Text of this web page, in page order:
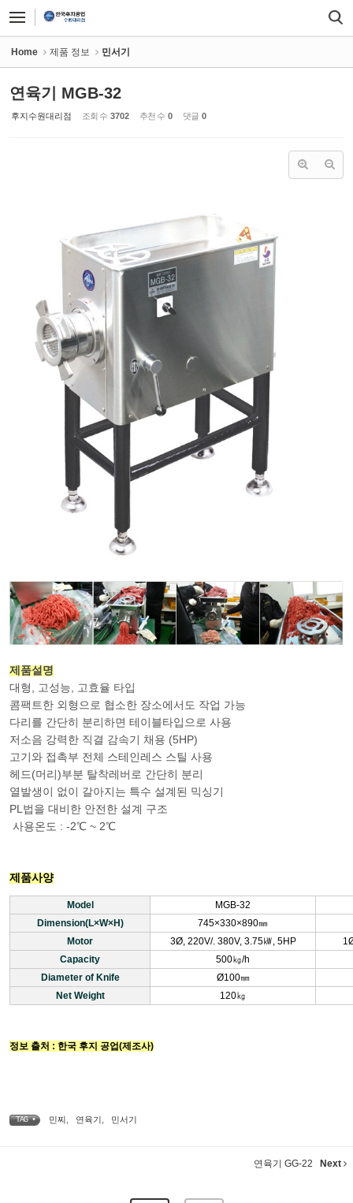
Home 제품 정보 민서기
연육기 MGB-32
후지수원대리점 조회 수 3702 추천 수 0 댓글 0
제품설명
대형, 고성능, 고효율 타입
콤팩트한 외형으로 협소한 장소에서도 작업 가능
다리를 간단히 분리하면 테이블타입으로 사용
저소음 강력한 직결 감속기 채용 (5HP)
고기와 접촉부 전체 스테인레스 스틸 사용
헤드(머리)부분 탈착레버로 간단히 분리
열발생이 없이 갈아지는 특수 설계된 믹싱기
PL법을 대비한 안전한 설계 구조
사용온도 : -2℃ ~ 2℃
제품사양
Model
MGB-32
Dimension(L×W×H)
745×330×890㎜
Motor
3Ø, 220V/. 380V, 3.75㎾, 5HP
Capacity
500㎏/h
Diameter of Knife
Ø100㎜
Net Weight
120㎏
정보 출처 : 한국 후지 공업(제조사)
TAG • 민찌 연육기 민서기
연육기 GG-22 Next